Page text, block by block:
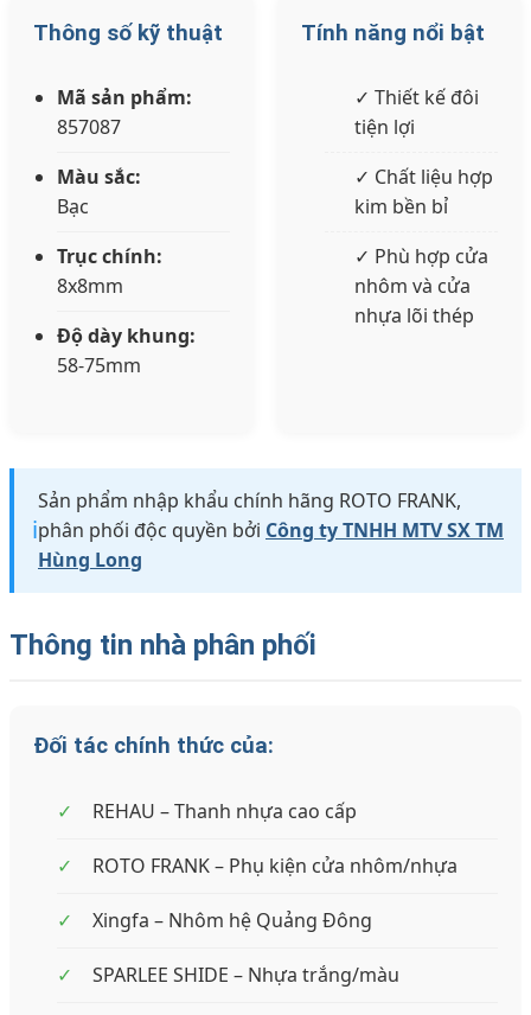
Thông số kỹ thuật
Mã sản phẩm:
857087
Màu sắc:
Bạc
Trục chính:
8x8mm
Độ dày khung:
58-75mm
Tính năng nổi bật
✓ Thiết kế đôi
tiện lợi
✓ Chất liệu hợp
kim bền bỉ
✓ Phù hợp cửa
nhôm và cửa
nhựa lõi thép
ℹ️
Sản phẩm nhập khẩu chính hãng ROTO FRANK,
phân phối độc quyền bởi Công ty TNHH MTV SX TM
Hùng Long
Thông tin nhà phân phối
Đối tác chính thức của:
✓ REHAU – Thanh nhựa cao cấp
✓ ROTO FRANK – Phụ kiện cửa nhôm/nhựa
✓ Xingfa – Nhôm hệ Quảng Đông
✓ SPARLEE SHIDE – Nhựa trắng/màu